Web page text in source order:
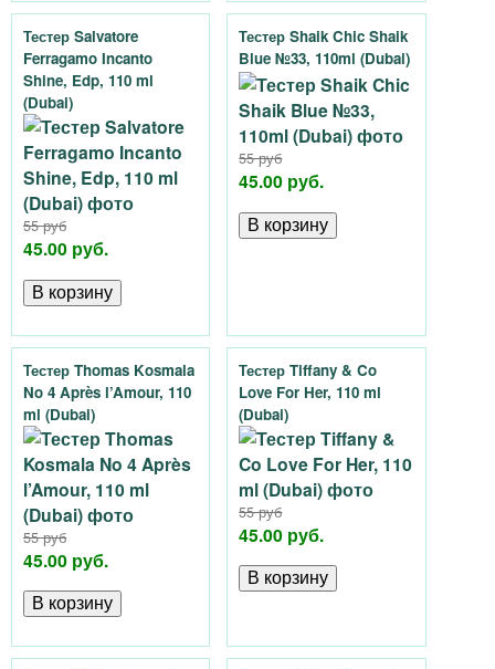
Тестер Salvatore
Ferragamo Incanto
Shine, Edp, 110 ml
(Dubai)
55 руб
45.00 руб.
Тестер Shaik Chic Shaik
Blue №33, 110ml (Dubai)
55 руб
45.00 руб.
Тестер Thomas Kosmala
No 4 Après l’Amour, 110
ml (Dubai)
55 руб
45.00 руб.
Тестер Tiffany & Co
Love For Her, 110 ml
(Dubai)
55 руб
45.00 руб.